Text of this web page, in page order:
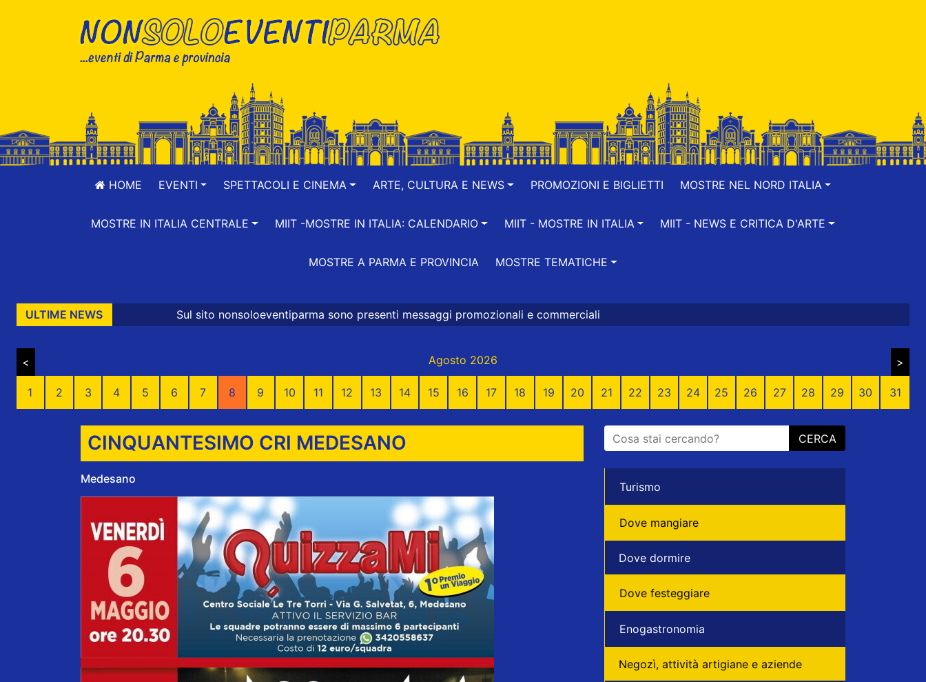
HOME EVENTI SPETTACOLI E CINEMA ARTE, CULTURA E NEWS PROMOZIONI E BIGLIETTI MOSTRE NEL NORD ITALIA
MOSTRE IN ITALIA CENTRALE MIIT -MOSTRE IN ITALIA: CALENDARIO MIIT - MOSTRE IN ITALIA MIIT - NEWS E CRITICA D'ARTE
MOSTRE A PARMA E PROVINCIA MOSTRE TEMATICHE
ULTIME NEWS
Sul sito nonsoloeventiparma sono presenti messaggi promozionali e commerciali
< Agosto 2026 >
1 2 3 4 5 6 7 8 9 10 11 12 13 14 15 16 17 18 19 20 21 22 23 24 25 26 27 28 29 30 31
CINQUANTESIMO CRI MEDESANO
Medesano
CERCA
Turismo
Dove mangiare
Dove dormire
Dove festeggiare
Enogastronomia
Negozì, attività artigiane e aziende